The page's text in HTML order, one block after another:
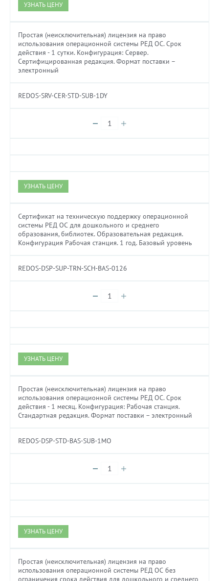
УЗНАТЬ ЦЕНУ
Простая (неисключительная) лицензия на право
использования операционной системы РЕД ОС. Cрок
действия - 1 сутки. Конфигурация: Сервер.
Сертифицированная редакция. Формат поставки –
электронный
REDOS-SRV-CER-STD-SUB-1DY
УЗНАТЬ ЦЕНУ
Сертификат на техническую поддержку операционной
системы РЕД ОС для дошкольного и среднего
образования, библиотек. Образовательная редакция.
Конфигурация Рабочая станция. 1 год. Базовый уровень
REDOS-DSP-SUP-TRN-SCH-BAS-0126
УЗНАТЬ ЦЕНУ
Простая (неисключительная) лицензия на право
использования операционной системы РЕД ОС. Cрок
действия - 1 месяц. Конфигурация: Рабочая станция.
Стандартная редакция. Формат поставки – электронный
REDOS-DSP-STD-BAS-SUB-1MO
УЗНАТЬ ЦЕНУ
Простая (неисключительная) лицензия на право
использования операционной системы РЕД ОС без
ограничения срока действия для дошкольного и среднего